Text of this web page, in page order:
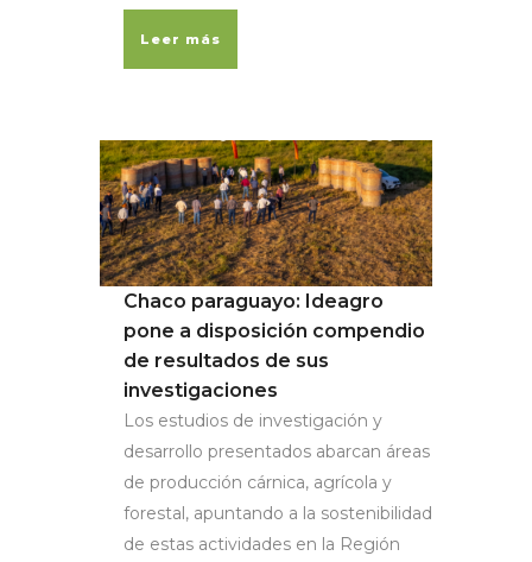
Leer más
Chaco paraguayo: Ideagro
pone a disposición compendio
de resultados de sus
investigaciones
Los estudios de investigación y
desarrollo presentados abarcan áreas
de producción cárnica, agrícola y
forestal, apuntando a la sostenibilidad
de estas actividades en la Región